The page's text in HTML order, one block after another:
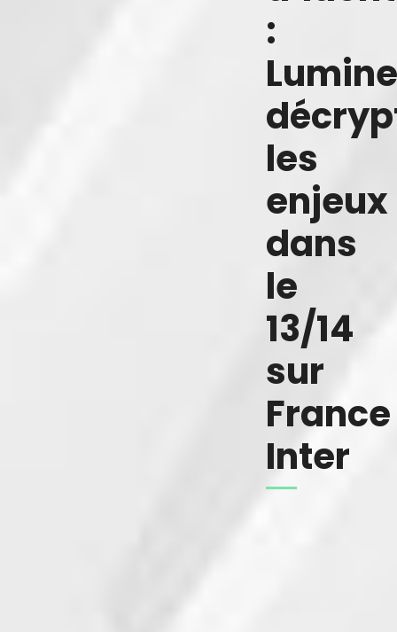
:
les
enjeux
dans
le
13/14
sur
France
Inter